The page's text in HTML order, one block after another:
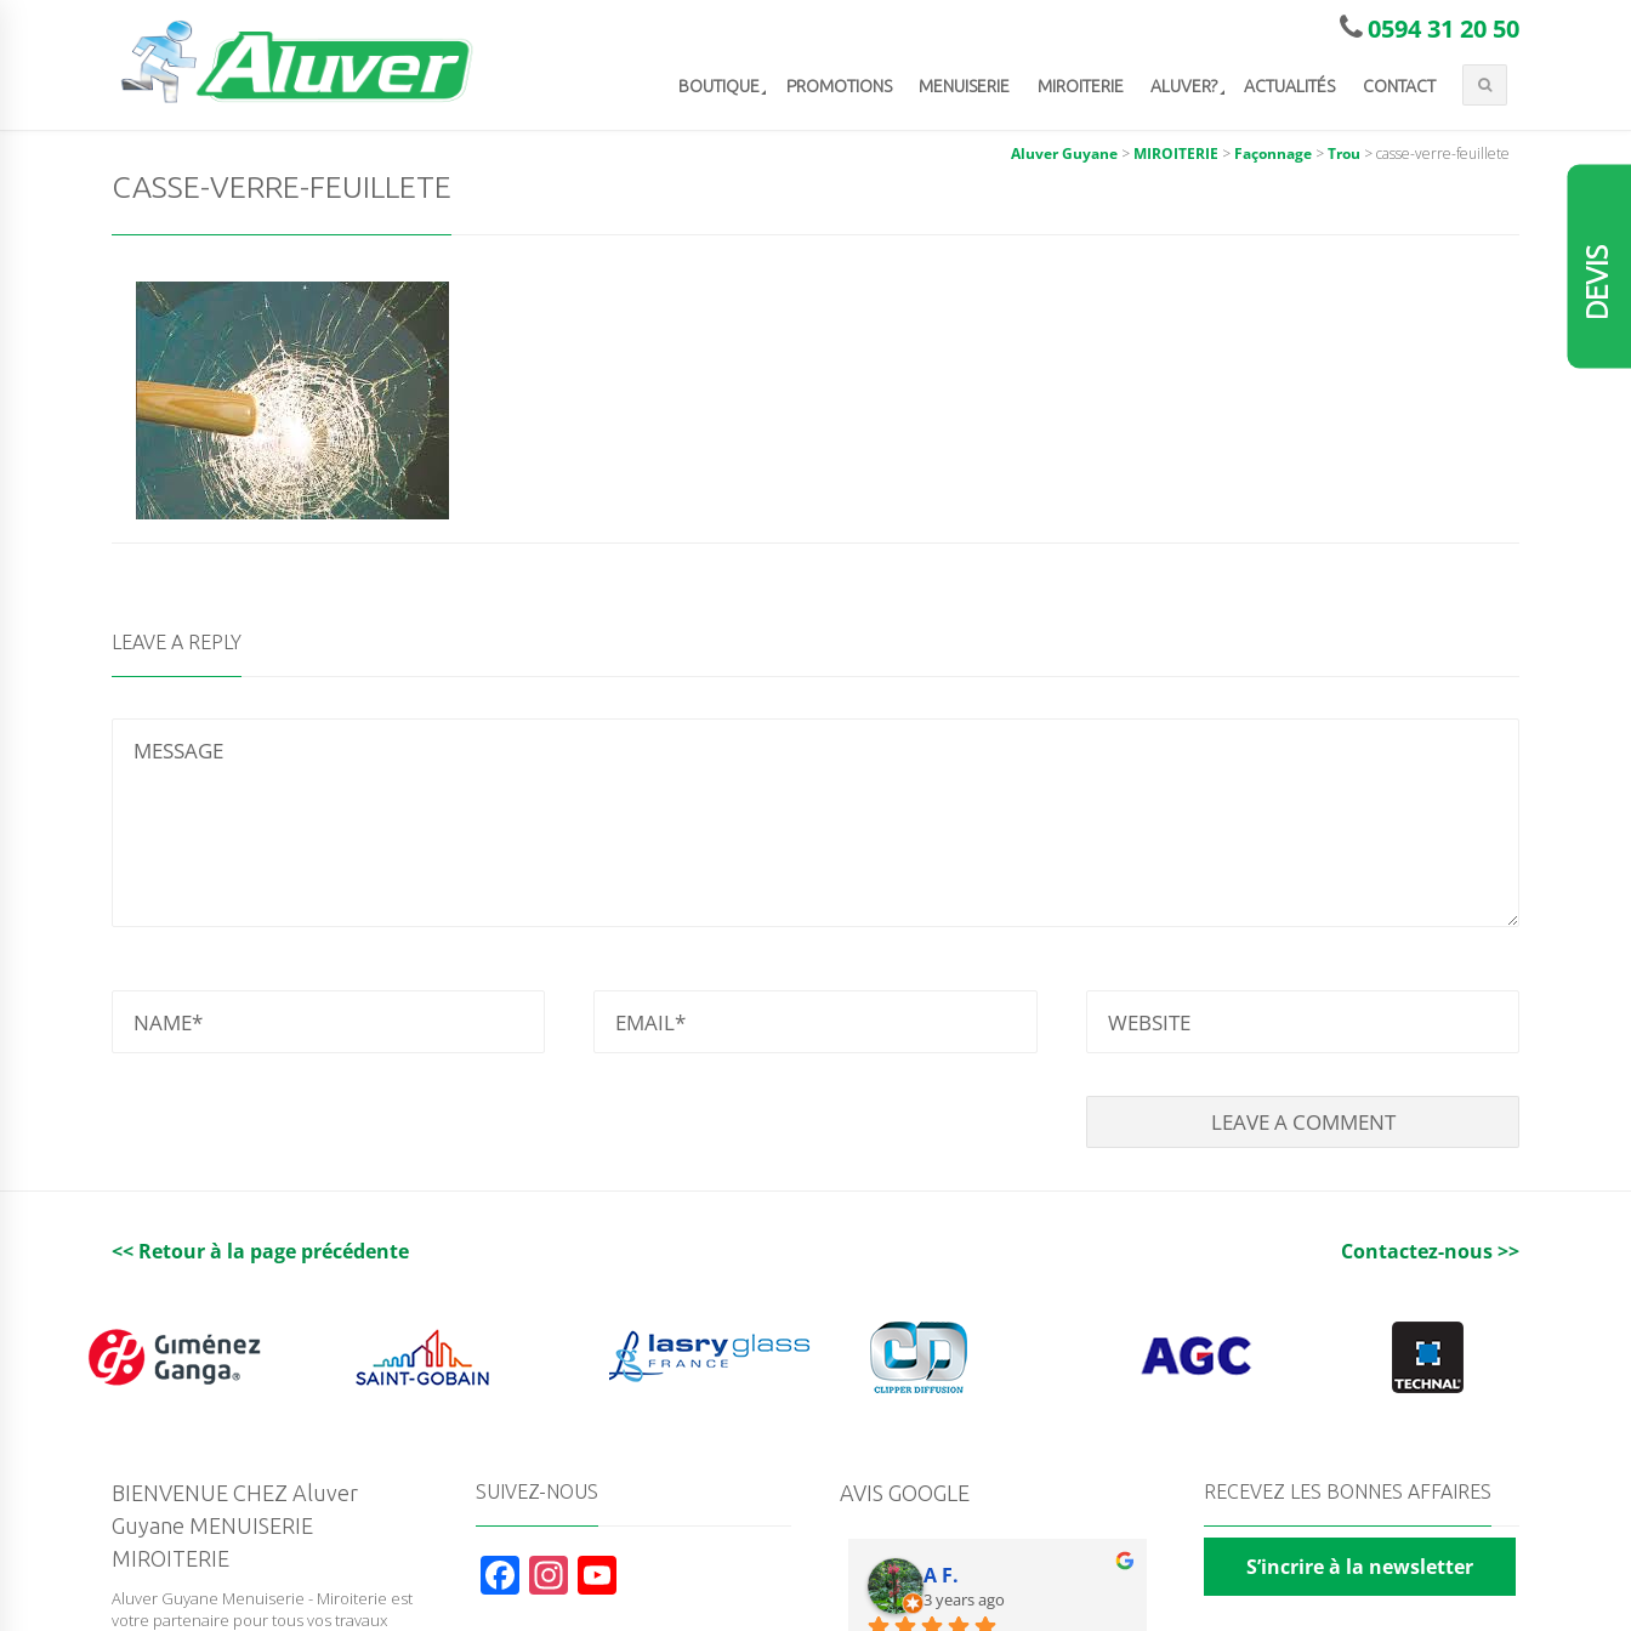
0594 31 20 50
BOUTIQUE PROMOTIONS MENUISERIE MIROITERIE ALUVER? ACTUALITÉS CONTACT
DEVIS
Aluver Guyane > MIROITERIE > Façonnage >Trou >casse-verre-feuillete
CASSE-VERRE-FEUILLETE
LEAVE A REPLY
<< Retour à la page précédente Contactez-nous >>
BIENVENUE CHEZ Aluver
Guyane MENUISERIE
MIROITERIE
Aluver Guyane Menuiserie - Miroiterie est
votre partenaire pour tous vos travaux
SUIVEZ-NOUS
F In
AVIS GOOGLE
A F.
3 years ago
RECEVEZ LES BONNES AFFAIRES
S’incrire à la newsletter